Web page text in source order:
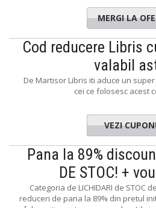
MERGI LA
Cod reducere Libris
valabil
De Martisor Libris iti aduce un
cei ce folosesc acest
VEZI
Pana la 89%
DE STOC! +
Categoria de LICHIDARI de STOC
reduceri de pana la 89% din pretul